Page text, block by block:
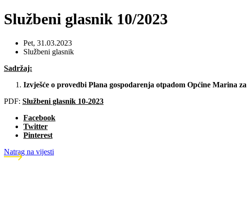
Službeni glasnik 10/2023
Pet, 31.03.2023
Službeni glasnik
Sadržaj:
Izvješće o provedbi Plana gospodarenja otpadom Općine Marina
PDF: Službeni glasnik 10-2023
Facebook
Twitter
Pinterest
Natrag na vijesti